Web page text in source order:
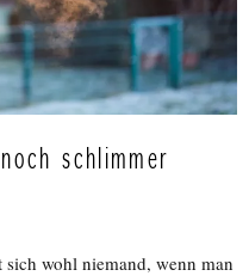
schlimmer
wohl niemand, wenn man